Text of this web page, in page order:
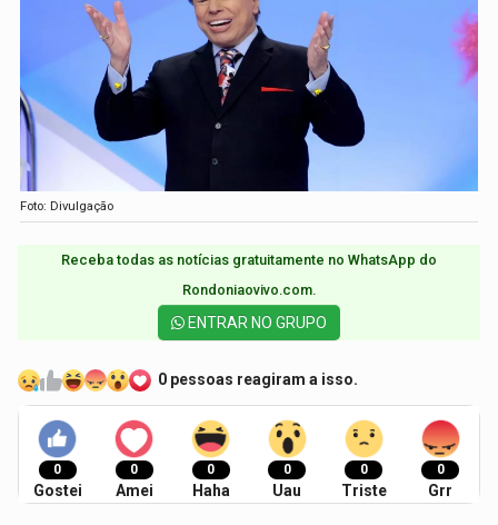
Foto: Divulgação
Receba todas as notícias gratuitamente no WhatsApp do
Rondoniaovivo.com.​
ENTRAR NO GRUPO
0 pessoas reagiram a isso.
0
Gostei
0
Amei
0
Haha
0
Uau
0
Triste
0
Grr